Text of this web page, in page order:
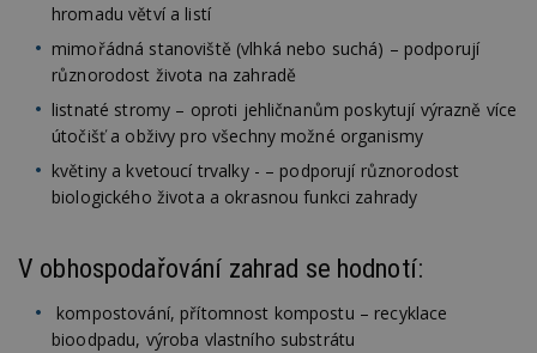
hromadu větví a listí
mimořádná stanoviště (vlhká nebo suchá) – podporují
různorodost života na zahradě
listnaté stromy – oproti jehličnanům poskytují výrazně více
útočišť a obživy pro všechny možné organismy
květiny a kvetoucí trvalky - – podporují různorodost
biologického života a okrasnou funkci zahrady
V obhospodařování zahrad se hodnotí:
kompostování, přítomnost kompostu – recyklace
bioodpadu, výroba vlastního substrátu